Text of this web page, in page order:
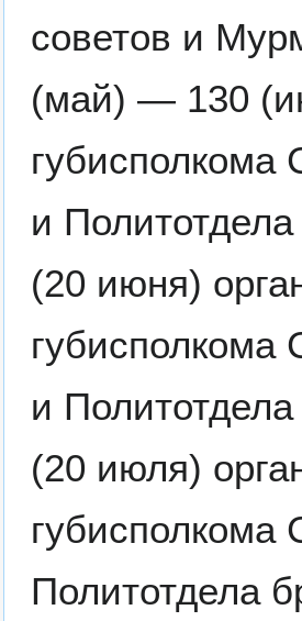
советов и
(май) — 130
губисполкома
и
(20 июня)
губисполкома
и
(20 июля)
губисполкома
Политотдела